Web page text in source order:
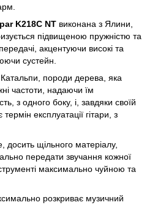
K218C NT виконана з Ялини,
підвищеною пружністю та
акцентуючи високі та
сустейн.
породи дерева, яка
частоти, надаючи їм
з одного боку, і, завдяки своїй
термін експлуатації гітари, з
щільного матеріалу,
передати звучання кожної
максимально чуйною та
розкриває музичний